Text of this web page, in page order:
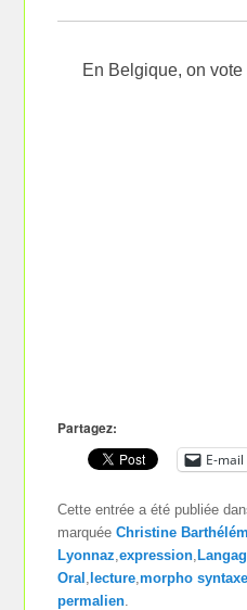
En Belgique, on
Partagez:
E-mail
Cette entrée a été publiée
marquéeChristine
Lyonnaz ,expression ,
Oral lecture ,morpho syntaxe
permalien